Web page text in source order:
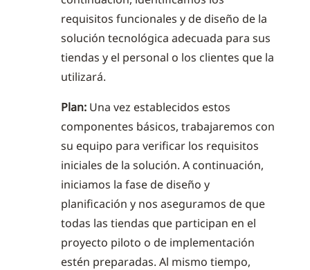
requisitos funcionales y de diseño de la
solución tecnológica adecuada para sus
tiendas y el personal o los clientes que la
utilizará.
Plan: Una vez establecidos estos
componentes básicos, trabajaremos con
su equipo para verificar los requisitos
iniciales de la solución. A continuación,
iniciamos la fase de diseño y
planificación y nos aseguramos de que
todas las tiendas que participan en el
proyecto piloto o de implementación
estén preparadas. Al mismo tiempo,